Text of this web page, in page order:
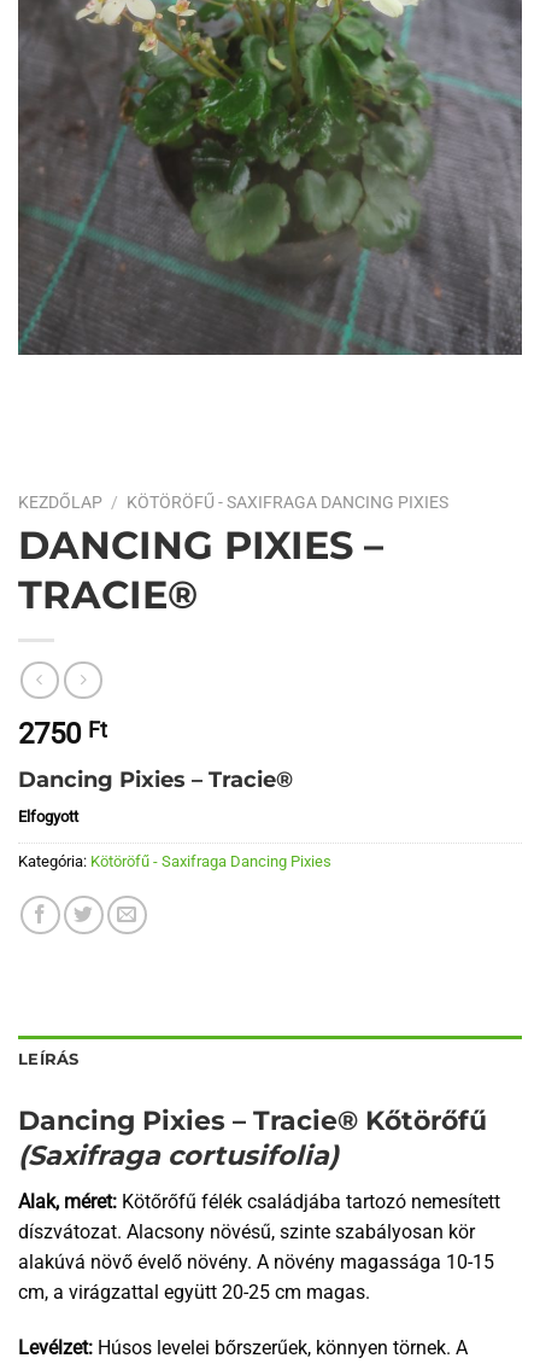
KEZDŐLAP / KÖTÖRÖFŰ - SAXIFRAGA DANCING PIXIES
DANCING PIXIES –
TRACIE®
2750 Ft
Dancing Pixies – Tracie®
Elfogyott
Kategória: Kötöröfű - Saxifraga Dancing Pixies
LEÍRÁS
Dancing Pixies – Tracie® Kőtörőfű
(Saxifraga cortusifolia)
Alak, méret: Kötőrőfű félék családjába tartozó nemesített
díszvátozat. Alacsony növésű, szinte szabályosan kör
alakúvá növő évelő növény. A növény magassága 10-15
cm, a virágzattal együtt 20-25 cm magas.
Levélzet: Húsos levelei bőrszerűek, könnyen törnek. A